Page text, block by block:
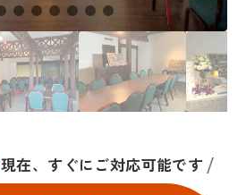
現在、すぐにご対応可能です